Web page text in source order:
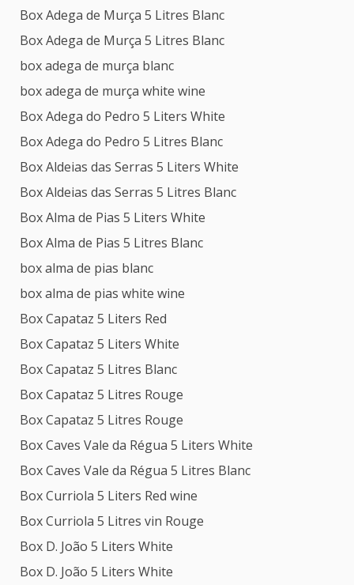
Box Adega de Murça 5 Litres Blanc
Box Adega de Murça 5 Litres Blanc
box adega de murça blanc
box adega de murça white wine
Box Adega do Pedro 5 Liters White
Box Adega do Pedro 5 Litres Blanc
Box Aldeias das Serras 5 Liters White
Box Aldeias das Serras 5 Litres Blanc
Box Alma de Pias 5 Liters White
Box Alma de Pias 5 Litres Blanc
box alma de pias blanc
box alma de pias white wine
Box Capataz 5 Liters Red
Box Capataz 5 Liters White
Box Capataz 5 Litres Blanc
Box Capataz 5 Litres Rouge
Box Capataz 5 Litres Rouge
Box Caves Vale da Régua 5 Liters White
Box Caves Vale da Régua 5 Litres Blanc
Box Curriola 5 Liters Red wine
Box Curriola 5 Litres vin Rouge
Box D. João 5 Liters White
Box D. João 5 Liters White